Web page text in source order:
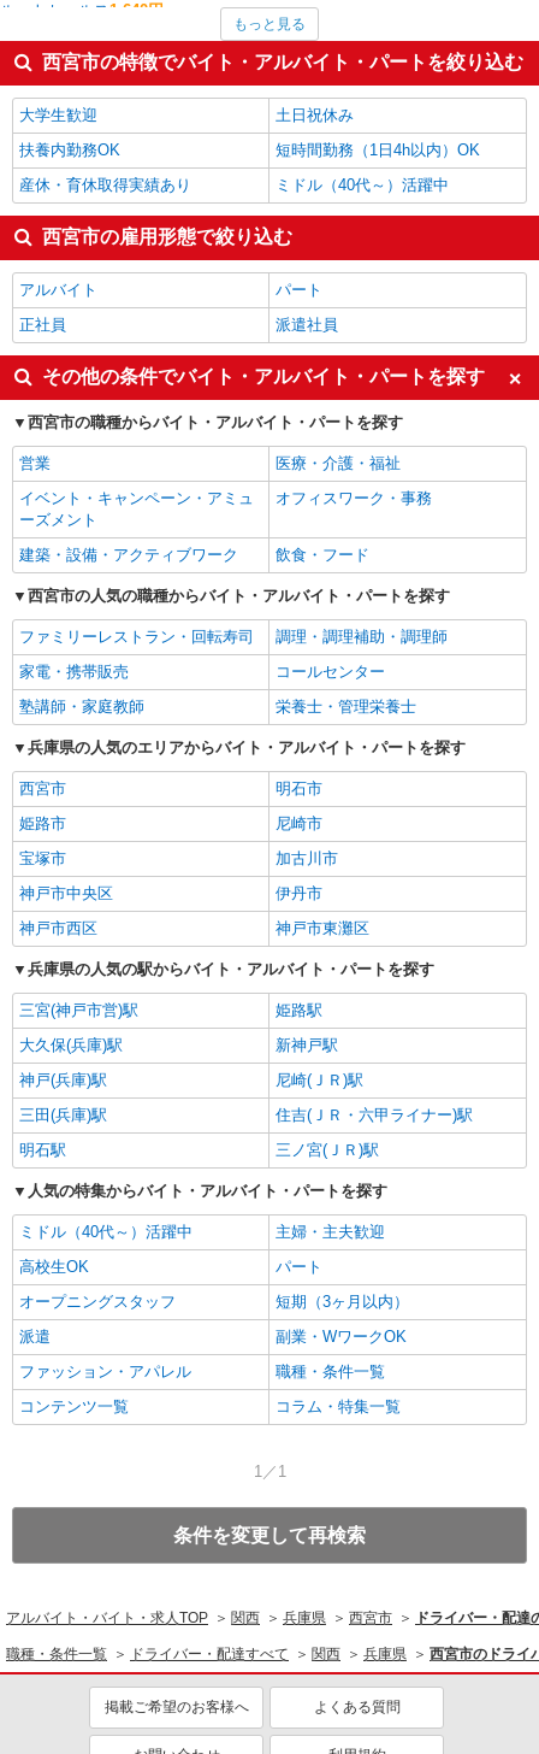
ルートセールス 1,640円
作業療法士・理学療法士・言語聴覚士・視能訓練士
その他介護・福祉1,545円
看護師・保健師・看護助手・助産師
1,512円
中型（2t・4t）ドライバー1,508円
西宮市の他の職種の平均時給を見る
もっと見る
西宮市の特徴でバイト・アルバイト・パートを絞り込む
大学生歓迎
土日祝休み
扶養内勤務OK
短時間勤務（1日4h以内）OK
産休・育休取得実績あり
ミドル（40代～）活躍中
西宮市の雇用形態で絞り込む
アルバイト
パート
正社員
派遣社員
その他の条件でバイト・アルバイト・パートを探す
西宮市の職種からバイト・アルバイト・パートを探す
営業
医療・介護・福祉
イベント・キャンペーン・アミュ
ーズメント
オフィスワーク・事務
建築・設備・アクティブワーク 飲食・フード
西宮市の人気の職種からバイト・アルバイト・パートを探す
ファミリーレストラン・回転寿司
調理・調理補助・調理師
家電・携帯販売
コールセンター
塾講師・家庭教師
栄養士・管理栄養士
兵庫県の人気のエリアからバイト・アルバイト・パートを探す
西宮市
明石市
姫路市
尼崎市
宝塚市
加古川市
神戸市中央区
伊丹市
神戸市西区
神戸市東灘区
兵庫県の人気の駅からバイト・アルバイト・パートを探す
三宮(神戸市営)駅
姫路駅
大久保(兵庫)駅
新神戸駅
神戸(兵庫)駅
尼崎(ＪＲ)駅
三田(兵庫)駅
住吉(ＪＲ・六甲ライナー)駅
明石駅
三ノ宮(ＪＲ)駅
人気の特集からバイト・アルバイト・パートを探す
ミドル（40代～）活躍中
主婦・主夫歓迎
高校生OK
パート
オープニングスタッフ
短期（3ヶ月以内）
派遣
副業・WワークOK
ファッション・アパレル
職種・条件一覧
コンテンツ一覧
コラム・特集一覧
1／1
条件を変更して再検索
アルバイト・バイト・求人TOP 関西 兵庫県 西宮市 ドライバー・配
職種・条件一覧 ドライバー・配達すべて 関西 兵庫県 西宮市のドライ
掲載ご希望のお客様へ よくある質問